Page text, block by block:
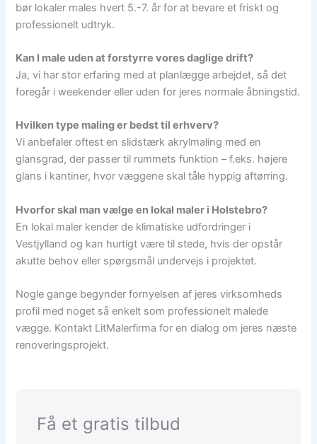
bør lokaler males hvert 5.-7. år for at bevare et friskt og
professionelt udtryk.
Kan I male uden at forstyrre vores daglige drift?
Ja, vi har stor erfaring med at planlægge arbejdet, så det
foregår i weekender eller uden for jeres normale åbningstid.
Hvilken type maling er bedst til erhverv?
Vi anbefaler oftest en slidstærk akrylmaling med en
glansgrad, der passer til rummets funktion – f.eks. højere
glans i kantiner, hvor væggene skal tåle hyppig aftørring.
Hvorfor skal man vælge en lokal maler i Holstebro?
En lokal maler kender de klimatiske udfordringer i
Vestjylland og kan hurtigt være til stede, hvis der opstår
akutte behov eller spørgsmål undervejs i projektet.
Nogle gange begynder fornyelsen af jeres virksomheds
profil med noget så enkelt som professionelt malede
vægge. Kontakt LitMalerfirma for en dialog om jeres næste
renoveringsprojekt.
Få et gratis tilbud